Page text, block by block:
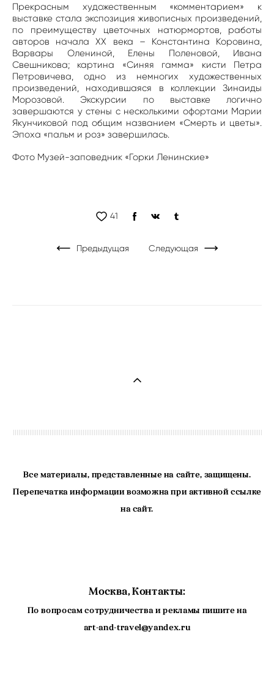
Прекрасным художественным «комментарием» к
выставке стала экспозиция живописных произведений,
по преимуществу цветочных натюрмортов, работы
авторов начала ХХ века – Константина Коровина,
Варвары Олениной, Елены Поленовой, Ивана
Свешникова; картина «Синяя гамма» кисти Петра
Петровичева, одно из немногих художественных
произведений, находившаяся в коллекции Зинаиды
Морозовой. Экскурсии по выставке логично
завершаются у стены с несколькими офортами Марии
Якунчиковой под общим названием «Смерть и цветы».
Эпоха «пальм и роз» завершилась.
Фото Музей-заповедник «Горки Ленинские»
41
Предыдущая Следующая
Все материалы, представленные на сайте, защищены.
Перепечатка информации возможна при активной ссылке
на сайт.
Москва, Контакты:
По вопросам сотрудничества и рекламы пишите на
art-and-travel@yandex.ru